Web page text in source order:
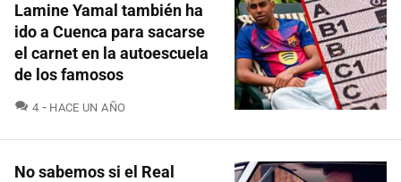
Lamine Yamal también ha
ido a Cuenca para sacarse
el carnet en la autoescuela
de los famosos
4 COMENTARIOS
HACE UN AÑO
No sabemos si el Real